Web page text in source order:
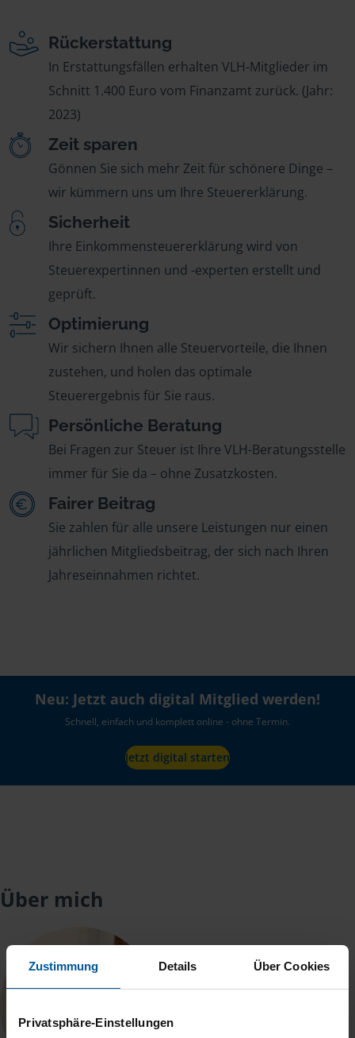
Zustimmung Details Über Cookies
Privatsphäre-Einstellungen
Rückerstattung
In Erstattungsfällen erhalten VLH-Mitglieder im
Schnitt 1.400 Euro vom Finanzamt zurück. (Jahr:
2023)
Zeit sparen
Gönnen Sie sich mehr Zeit für schönere Dinge –
wir kümmern uns um Ihre Steuererklärung.
Sicherheit
Ihre Einkommensteuererklärung wird von
Steuerexpertinnen und -experten erstellt und
geprüft.
Optimierung
Wir sichern Ihnen alle Steuervorteile, die Ihnen
zustehen, und holen das optimale
Steuerergebnis für Sie raus.
Persönliche Beratung
Bei Fragen zur Steuer ist Ihre VLH-Beratungsstelle
immer für Sie da – ohne Zusatzkosten.
Fairer Beitrag
Sie zahlen für alle unsere Leistungen nur einen
jährlichen Mitgliedsbeitrag, der sich nach Ihren
Jahreseinnahmen richtet.
Neu: Jetzt auch digital Mitglied werden!
Schnell, einfach und komplett online - ohne Termin.
Jetzt digital starten
Über mich